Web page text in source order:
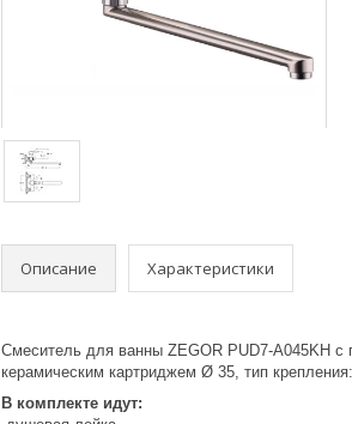
Описание Характеристики
Смеситель для ванны ZEGOR PUD7-A045KH
керамическим картриджем Ø 35, тип
В комплекте идут: